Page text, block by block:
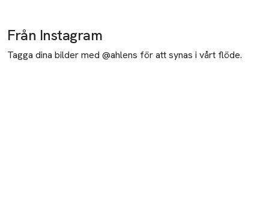
Från Instagram
Tagga dina bilder med @ahlens för att synas i vårt flöde.